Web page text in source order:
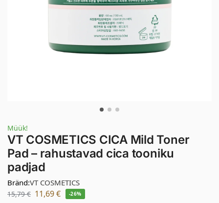
Müük!
VT COSMETICS CICA Mild Toner
Pad – rahustavad cica tooniku
padjad
Bränd:VT COSMETICS
15,79€ 11,69€ -26%